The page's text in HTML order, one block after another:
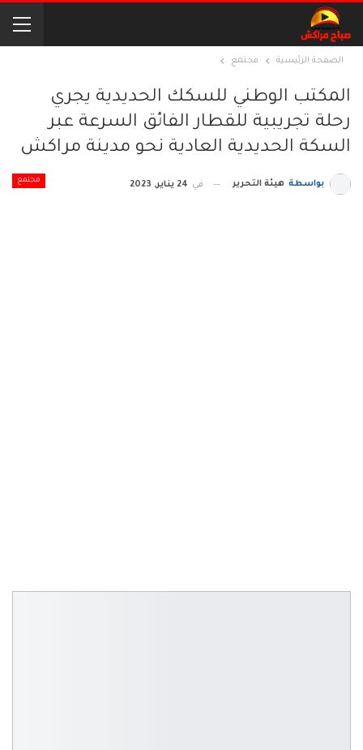
الصفحة الرئيسية مجتمع
المكتب الوطني للسكك الحديدية يجري
رحلة تجريبية للقطار الفائق السرعة عبر
السكة الحديدية العادية نحو مدينة مراكش
مجتمع بواسطة هيئة التحرير في 24 يناير, 2023